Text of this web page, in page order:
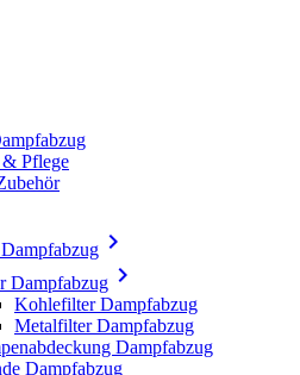
Pflege

Dampfabzug 
Kohlefilter Dampfabzug
Metalfilter Dampfabzug
Dampfabzug
Dampfabzug